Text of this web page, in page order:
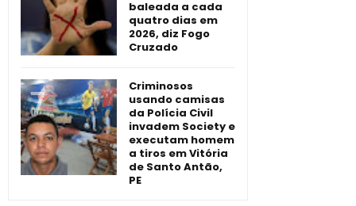
baleada a cada
quatro dias em
2026, diz Fogo
Cruzado
Criminosos
usando camisas
da Polícia Civil
invadem Society e
executam homem
a tiros em Vitória
de Santo Antão,
PE